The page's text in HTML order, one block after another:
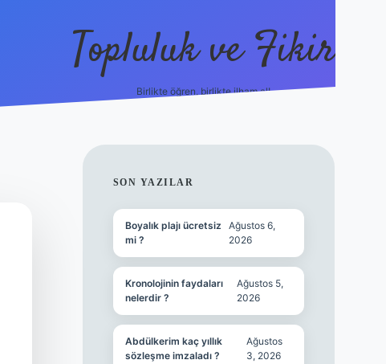
Topluluk ve Fikir
Birlikte öğren, birlikte ilham al!
SIDEBAR
SON YAZILAR
Boyalık plajı ücretsiz
mi ?
Ağustos 6,
2026
Kronolojinin faydaları
nelerdir ?
Ağustos 5,
2026
Abdülkerim kaç yıllık
sözleşme imzaladı ?
Ağustos
3, 2026
grandoperabet